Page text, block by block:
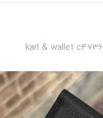
karl & wallet c4736